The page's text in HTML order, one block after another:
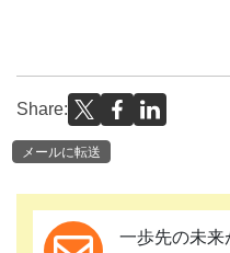
Share:
メールに転送
一歩先の未来